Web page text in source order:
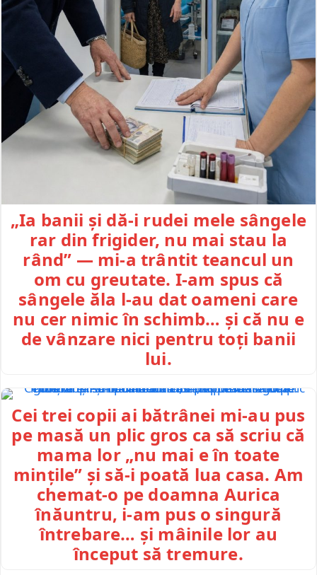
„Ia banii și dă-i rudei mele sângele
rar din frigider, nu mai stau la
rând” — mi-a trântit teancul un
om cu greutate. I-am spus că
sângele ăla l-au dat oameni care
nu cer nimic în schimb… și că nu e
de vânzare nici pentru toți banii
lui.
Cei trei copii ai bătrânei mi-au pus
pe masă un plic gros ca să scriu că
mama lor „nu mai e în toate
mințile” și să-i poată lua casa. Am
chemat-o pe doamna Aurica
înăuntru, i-am pus o singură
întrebare… și mâinile lor au
început să tremure.